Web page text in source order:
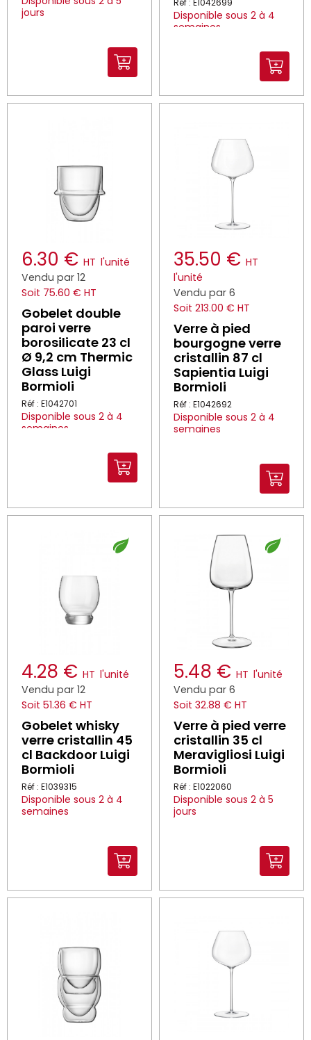
jours
Disponible sous 2 à 4
semaines
6.30 € HT l'unité
Vendu par 12
Soit 75.60 € HT
Gobelet double
paroi verre
borosilicate 23 cl
Ø 9,2 cm Thermic
Glass Luigi
Bormioli
Réf : E1042701
Disponible sous 2 à 4
semaines
35.50 € HT
l'unité
Vendu par 6
Soit 213.00 € HT
Verre à pied
bourgogne verre
cristallin 87 cl
Sapientia Luigi
Bormioli
Réf : E1042692
Disponible sous 2 à 4
semaines
4.28 € HT l'unité
Vendu par 12
Soit 51.36 € HT
Gobelet whisky
verre cristallin 45
cl Backdoor Luigi
Bormioli
Réf : E1039315
Disponible sous 2 à 4
semaines
5.48 € HT l'unité
Vendu par 6
Soit 32.88 € HT
Verre à pied verre
cristallin 35 cl
Meravigliosi Luigi
Bormioli
Réf : E1022060
Disponible sous 2 à 5
jours